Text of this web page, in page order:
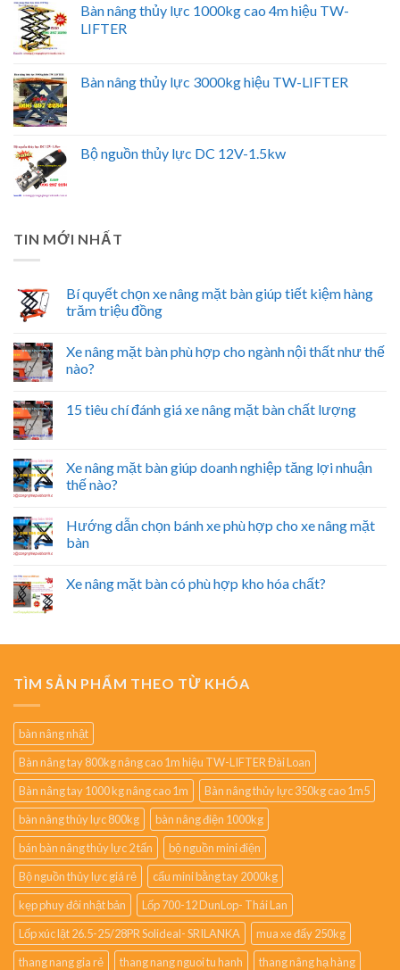
Bàn nâng thủy lực 1000kg cao 4m hiệu TW-
LIFTER
Bàn nâng thủy lực 3000kg hiệu TW-LIFTER
Bộ nguồn thủy lực DC 12V-1.5kw
TIN MỚI NHẤT
Bí quyết chọn xe nâng mặt bàn giúp tiết kiệm hàng
trăm triệu đồng
Xe nâng mặt bàn phù hợp cho ngành nội thất như thế
nào?
15 tiêu chí đánh giá xe nâng mặt bàn chất lượng
Xe nâng mặt bàn giúp doanh nghiệp tăng lợi nhuận
thế nào?
Hướng dẫn chọn bánh xe phù hợp cho xe nâng mặt
bàn
Xe nâng mặt bàn có phù hợp kho hóa chất?
TÌM SẢN PHẨM THEO TỪ KHÓA
bàn nâng nhật
Bàn nâng tay 800kg nâng cao 1m hiệu TW-LIFTER Đài Loan
Bàn nâng tay 1000 kg nâng cao 1m
Bàn nâng thủy lực 350kg cao 1m5
bàn nâng thủy lực 800kg
bàn nâng điện 1000kg
bán bàn nâng thủy lực 2 tấn
bộ nguồn mini điện
Bộ nguồn thủy lực giá rẻ
cẩu mini bằng tay 2000kg
kẹp phuy đôi nhật bản
Lốp 700-12 DunLop- Thái Lan
Lốp xúc lật 26.5-25/28PR Solideal- SRILANKA
mua xe đẩy 250kg
thang nang gia rẻ
thang nang nguoi tu hanh
thang nâng hạ hàng